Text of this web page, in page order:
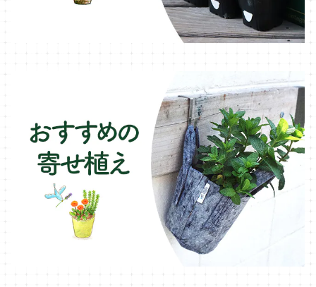
ラベンダー・ハーブ苗
ローズマリー・ハーブ苗
ガーデンベジタ・イタリア野菜